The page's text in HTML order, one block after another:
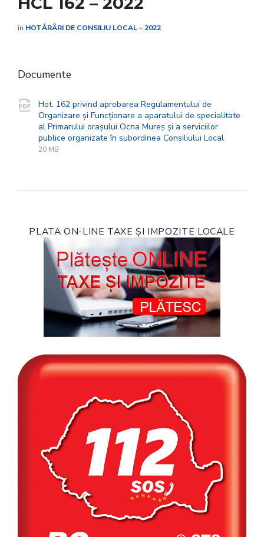
în HOTĂRÂRI DE CONSILIU LOCAL – 2022
Documente
Hot. 162 privind aprobarea Regulamentului de
Organizare și Funcționare a aparatului de specialitate
al Primarului orașului Ocna Mureș și a serviciilor
publice organizate în subordinea Consiliului Local
20 MB
PLATA ON-LINE TAXE ȘI IMPOZITE LOCALE